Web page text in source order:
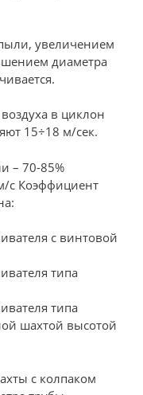
увеличением
диаметра
в циклон
15÷18 м/сек.
– 70-85%
c Коэффициент
с винтовой
типа
типа
шахтой высотой
с колпаком